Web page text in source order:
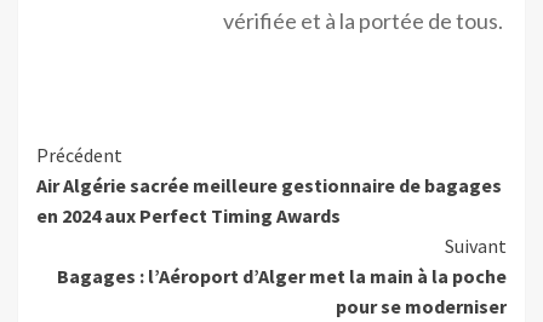
vérifiée et à la portée de tous.
Précédent
Air Algérie sacrée meilleure gestionnaire de bagages
en 2024 aux Perfect Timing Awards
Suivant
Bagages : l’Aéroport d’Alger met la main à la poche
pour se moderniser